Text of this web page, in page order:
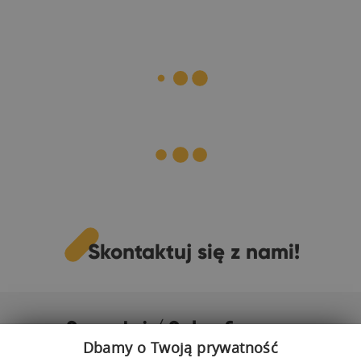
Skontaktuj się z nami!
Sprzedaż / Salon firmowy
Dbamy o Twoją prywatność